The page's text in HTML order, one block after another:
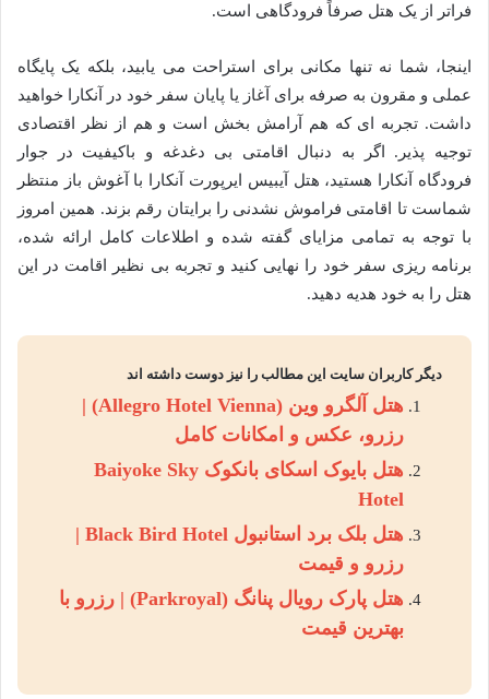
فراتر از یک هتل صرفاً فرودگاهی است.
اینجا، شما نه تنها مکانی برای استراحت می یابید، بلکه یک پایگاه
عملی و مقرون به صرفه برای آغاز یا پایان سفر خود در آنکارا خواهید
داشت. تجربه ای که هم آرامش بخش است و هم از نظر اقتصادی
توجیه پذیر. اگر به دنبال اقامتی بی دغدغه و باکیفیت در جوار
فرودگاه آنکارا هستید، هتل آیبیس ایرپورت آنکارا با آغوش باز منتظر
شماست تا اقامتی فراموش نشدنی را برایتان رقم بزند. همین امروز
با توجه به تمامی مزایای گفته شده و اطلاعات کامل ارائه شده،
برنامه ریزی سفر خود را نهایی کنید و تجربه بی نظیر اقامت در این
هتل را به خود هدیه دهید.
دیگر کاربران سایت این مطالب را نیز دوست داشته اند
هتل آلگرو وین (Allegro Hotel Vienna) |
رزرو، عکس و امکانات کامل
هتل بایوک اسکای بانکوک Baiyoke Sky
Hotel
هتل بلک برد استانبول Black Bird Hotel |
رزرو و قیمت
هتل پارک رویال پنانگ (Parkroyal) | رزرو با
بهترین قیمت